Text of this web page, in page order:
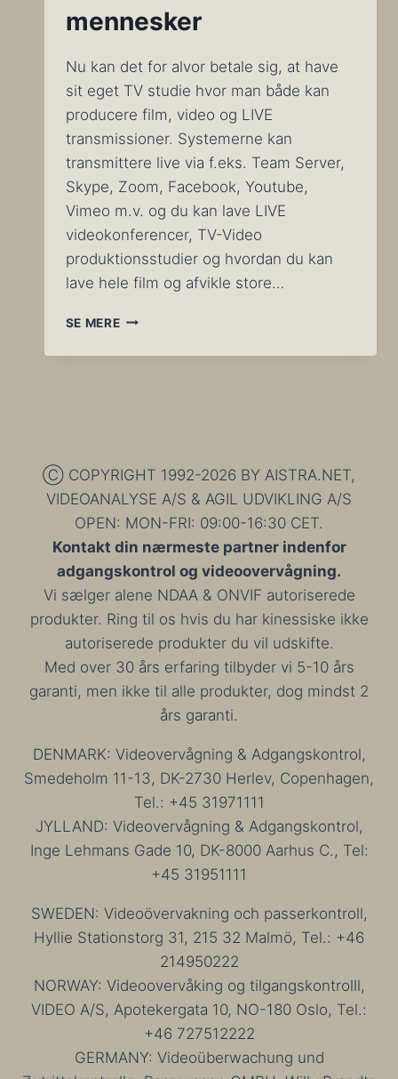
mennesker
Nu kan det for alvor betale sig, at have
sit eget TV studie hvor man både kan
producere film, video og LIVE
transmissioner. Systemerne kan
transmittere live via f.eks. Team Server,
Skype, Zoom, Facebook, Youtube,
Vimeo m.v. og du kan lave LIVE
videokonferencer, TV-Video
produktionsstudier og hvordan du kan
lave hele film og afvikle store…
SE MEREVIDEOPRODUKTION
PROFESSIONELLE
HELT
MENNESKER
Ⓒ COPYRIGHT 1992-2026 BY AISTRA.NET,
VIDEOANALYSE A/S & AGIL UDVIKLING A/S
OPEN: MON-FRI: 09:00-16:30 CET.
Kontakt din nærmeste partner indenfor
adgangskontrol og videoovervågning.
Vi sælger alene NDAA & ONVIF autoriserede
produkter. Ring til os hvis du har kinessiske ikke
autoriserede produkter du vil udskifte.
Med over 30 års erfaring tilbyder vi 5-10 års
garanti, men ikke til alle produkter, dog mindst 2
års garanti.
DENMARK: Videovervågning & Adgangskontrol,
Smedeholm 11-13, DK-2730 Herlev, Copenhagen,
Tel.: +45 31971111
JYLLAND: Videovervågning & Adgangskontrol,
Inge Lehmans Gade 10, DK-8000 Aarhus C., Tel:
+45 31951111
SWEDEN: Videoövervakning och passerkontroll,
Hyllie Stationstorg 31, 215 32 Malmö, Tel.: +46
214950222
NORWAY: Videoovervåking og tilgangskontrolll,
VIDEO A/S, Apotekergata 10, NO-180 Oslo, Tel.:
+46 727512222
GERMANY: Videoüberwachung und